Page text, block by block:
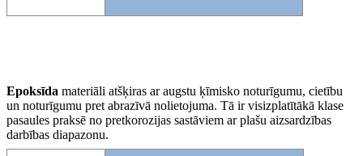
Epoksīda materiāli atšķiras ar augstu ķīmisko noturīgumu, cietību
un noturīgumu pret abrazīvā nolietojuma. Tā ir visizplatītākā klase
pasaules praksē no pretkorozijas sastāviem ar plašu aizsardzības
darbības diapazonu.